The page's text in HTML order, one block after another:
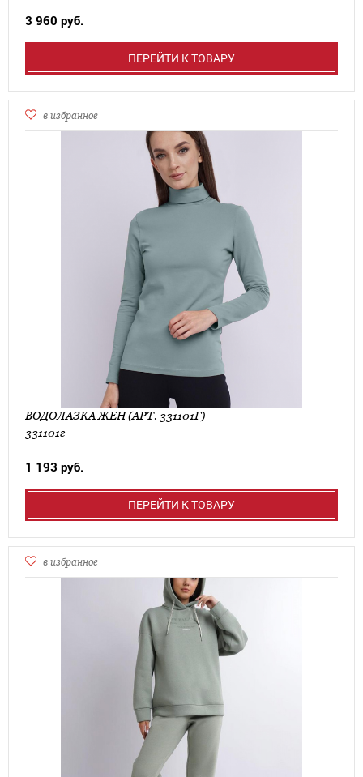
3 960 руб.
ПЕРЕЙТИ К ТОВАРУ
в избранное
ВОДОЛАЗКА ЖЕН (АРТ. 331101Г)
331101г
1 193 руб.
ПЕРЕЙТИ К ТОВАРУ
в избранное